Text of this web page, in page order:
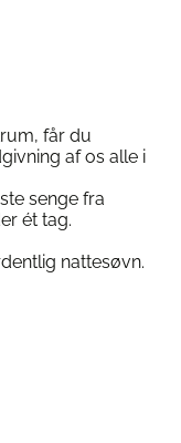
får du
af os alle i
senge fra
ét tag.
nattesøvn.